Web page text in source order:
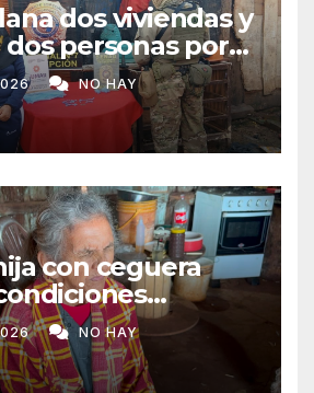
dos viviendas y
personas por
en
NO HAY
con ceguera
vecinos impulsan
para
NO HAY